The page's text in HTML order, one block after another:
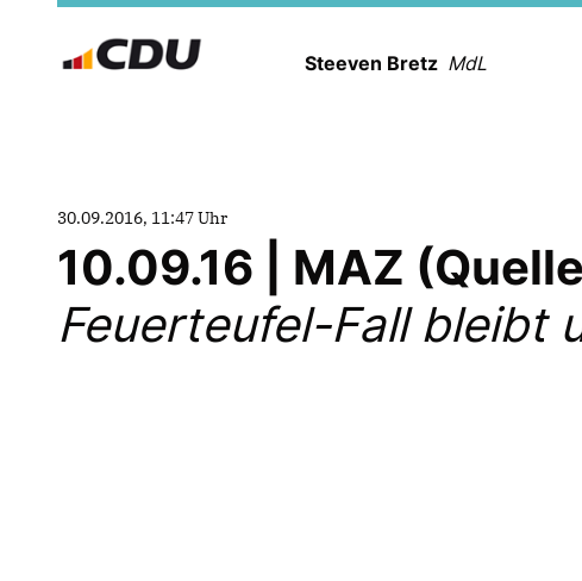
Steeven Bretz MdL
30.09.2016, 11:47 Uhr
10.09.16 | MAZ
Feuerteufel-Fall bleibt